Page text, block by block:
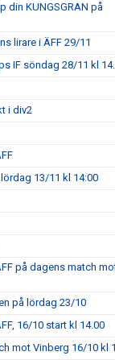
din KUNGSGRAN på
lirare i ÄFF 29/11
IF söndag 28/11 kl
i div2
13/11 kl 14:00
på dagens match
på lördag 23/10
16/10 start kl 14.00
mot Vinberg 16/10 kl